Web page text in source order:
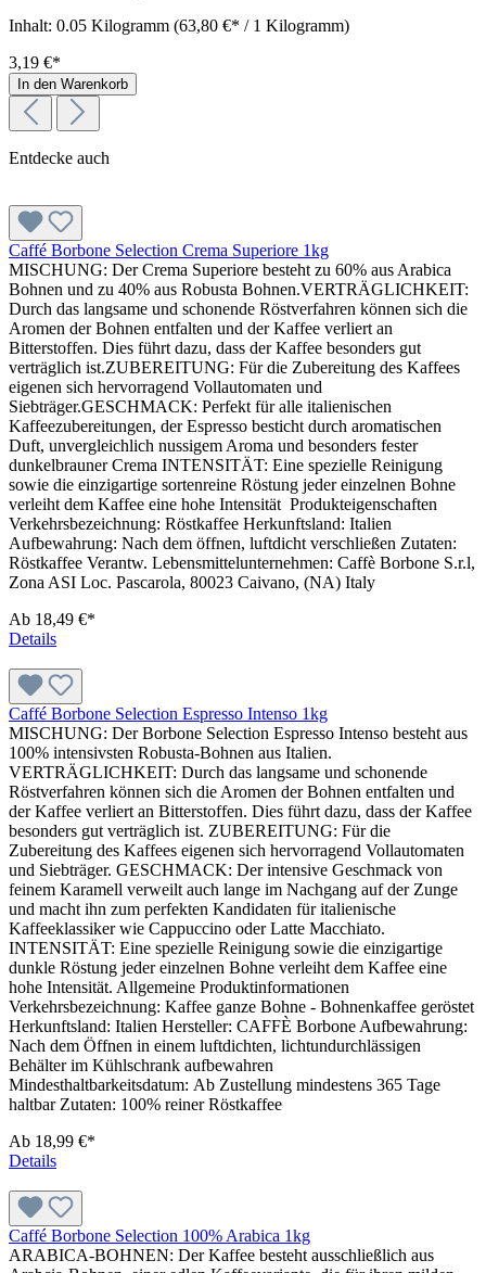
Inhalt: 0.05 Kilogramm (63,80 €* / 1 Kilogramm)
3,19 €*
In den Warenkorb
Entdecke auch
Caffé Borbone Selection Crema Superiore 1kg
MISCHUNG: Der Crema Superiore besteht zu 60% aus Arabica
Bohnen und zu 40% aus Robusta Bohnen.VERTRÄGLICHKEIT:
Durch das langsame und schonende Röstverfahren können sich die
Aromen der Bohnen entfalten und der Kaffee verliert an
Bitterstoffen. Dies führt dazu, dass der Kaffee besonders gut
verträglich ist.ZUBEREITUNG: Für die Zubereitung des Kaffees
eigenen sich hervorragend Vollautomaten und
Siebträger.GESCHMACK: Perfekt für alle italienischen
Kaffeezubereitungen, der Espresso besticht durch aromatischen
Duft, unvergleichlich nussigem Aroma und besonders fester
dunkelbrauner Crema INTENSITÄT: Eine spezielle Reinigung
sowie die einzigartige sortenreine Röstung jeder einzelnen Bohne
verleiht dem Kaffee eine hohe Intensität Produkteigenschaften
Verkehrsbezeichnung: Röstkaffee Herkunftsland: Italien
Aufbewahrung: Nach dem öffnen, luftdicht verschließen Zutaten:
Röstkaffee Verantw. Lebensmittelunternehmen: Caffè Borbone S.r.l,
Zona ASI Loc. Pascarola, 80023 Caivano, (NA) Italy
Ab 18,49 €*
Details
Caffé Borbone Selection Espresso Intenso 1kg
MISCHUNG: Der Borbone Selection Espresso Intenso besteht aus
100% intensivsten Robusta-Bohnen aus Italien.
VERTRÄGLICHKEIT: Durch das langsame und schonende
Röstverfahren können sich die Aromen der Bohnen entfalten und
der Kaffee verliert an Bitterstoffen. Dies führt dazu, dass der Kaffee
besonders gut verträglich ist. ZUBEREITUNG: Für die
Zubereitung des Kaffees eigenen sich hervorragend Vollautomaten
und Siebträger. GESCHMACK: Der intensive Geschmack von
feinem Karamell verweilt auch lange im Nachgang auf der Zunge
und macht ihn zum perfekten Kandidaten für italienische
Kaffeeklassiker wie Cappuccino oder Latte Macchiato.
INTENSITÄT: Eine spezielle Reinigung sowie die einzigartige
dunkle Röstung jeder einzelnen Bohne verleiht dem Kaffee eine
hohe Intensität. Allgemeine Produktinformationen
Verkehrsbezeichnung: Kaffee ganze Bohne - Bohnenkaffee geröstet
Herkunftsland: Italien Hersteller: CAFFÈ Borbone Aufbewahrung:
Nach dem Öffnen in einem luftdichten, lichtundurchlässigen
Behälter im Kühlschrank aufbewahren
Mindesthaltbarkeitsdatum: Ab Zustellung mindestens 365 Tage
haltbar Zutaten: 100% reiner Röstkaffee
Ab 18,99 €*
Details
Caffé Borbone Selection 100% Arabica 1kg
ARABICA-BOHNEN: Der Kaffee besteht ausschließlich aus